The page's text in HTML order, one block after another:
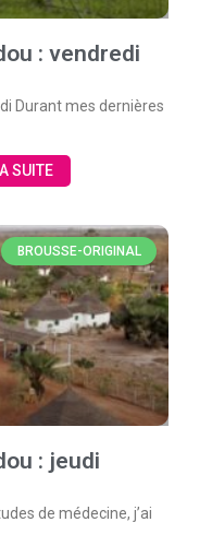
: vendredi
Durant mes dernières
SUITE
BROUSSE-ORIGINAL
: jeudi
de médecine, j’ai